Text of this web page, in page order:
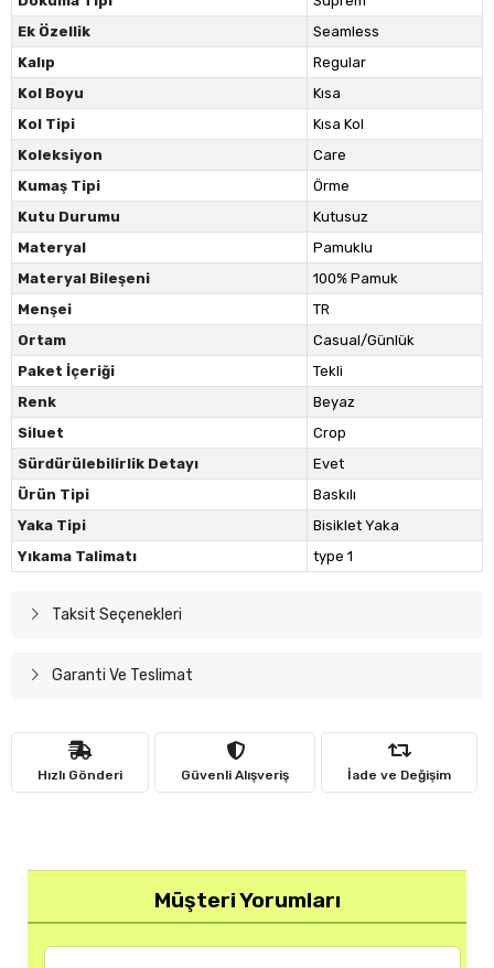
Ek Özellik
Seamless
Kalıp
Regular
Kol Boyu
Kısa
Kol Tipi
Kısa Kol
Koleksiyon
Care
Kumaş Tipi
Örme
Kutu Durumu
Kutusuz
Materyal
Pamuklu
Materyal Bileşeni
100% Pamuk
Menşei
TR
Ortam
Casual/Günlük
Paket İçeriği
Tekli
Renk
Beyaz
Siluet
Crop
Sürdürülebilirlik Detayı
Evet
Ürün Tipi
Baskılı
Yaka Tipi
Bisiklet Yaka
Yıkama Talimatı
type 1
Taksit Seçenekleri
Garanti Ve Teslimat
Hızlı Gönderi Güvenli Alışveriş İade ve Değişim
Müşteri Yorumları